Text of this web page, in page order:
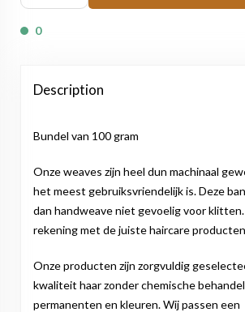
0
Description
Bundel van 100 gram
Onze weaves zijn heel dun machinaal
het meest gebruiksvriendelijk is. Deze
dan handweave niet gevoelig voor
rekening met de juiste haircare
Onze producten zijn zorgvuldig
kwaliteit haar zonder chemische
permanenten en kleuren. Wij passen